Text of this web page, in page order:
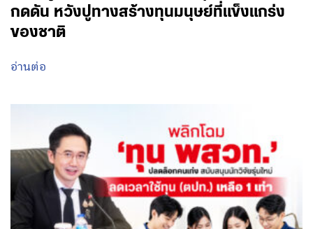
กดดัน หวังปูทางสร้างทุนมนุษย์ที่แข็งแกร่ง
ของชาติ
อ่านต่อ